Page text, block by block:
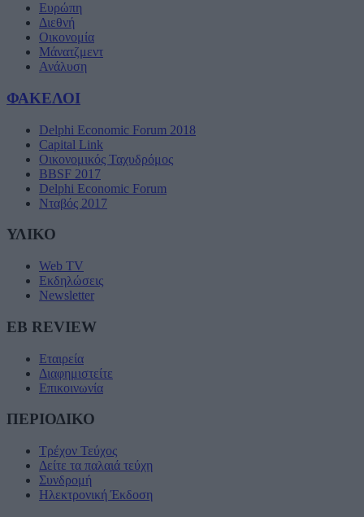
Ευρώπη
Διεθνή
Οικονομία
Μάνατζμεντ
Ανάλυση
ΦΑΚΕΛΟΙ
Delphi Economic Forum 2018
Capital Link
Οικονομικός Ταχυδρόμος
BBSF 2017
Delphi Economic Forum
Νταβός 2017
ΥΛΙΚΟ
Web TV
Εκδηλώσεις
Newsletter
EB REVIEW
Εταιρεία
Διαφημιστείτε
Επικοινωνία
ΠΕΡΙΟΔΙΚΟ
Τρέχον Τεύχος
Δείτε τα παλαιά τεύχη
Συνδρομή
Ηλεκτρονική Έκδοση